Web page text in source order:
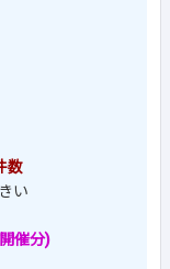
数
い
催分)